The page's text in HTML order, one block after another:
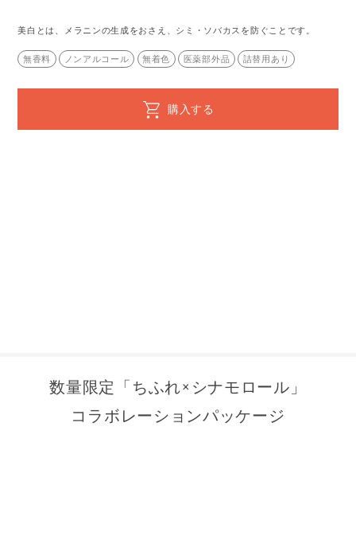
美白とは、メラニンの生成をおさえ、シミ・ソバカスを防ぐことです。
無香料 ノンアルコール 無着色 医薬部外品 詰替用あり
購入する
数量限定「ちふれ×シナモロール」
コラボレーションパッケージ